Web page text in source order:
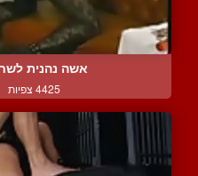
אשה נהנית
4425 צפיות